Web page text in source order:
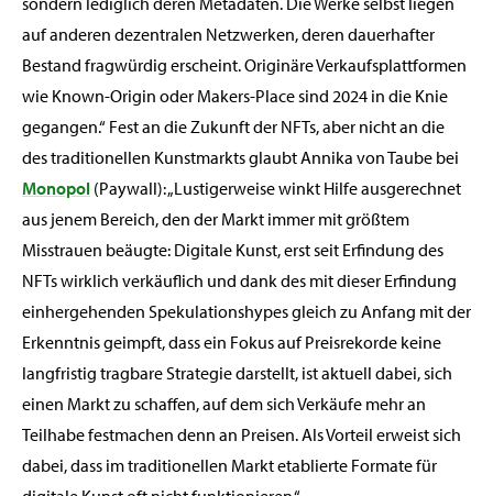
auf anderen dezentralen Netzwerken, deren dauerhafter
Bestand fragwürdig erscheint. Originäre Verkaufsplattformen
wie Known-Origin oder Makers-Place sind 2024 in die Knie
gegangen.“ Fest an die Zukunft der NFTs, aber nicht an die
des traditionellen Kunstmarkts glaubt Annika von Taube bei
Monopol (Paywall): „Lustigerweise winkt Hilfe ausgerechnet
aus jenem Bereich, den der Markt immer mit größtem
Misstrauen beäugte: Digitale Kunst, erst seit Erfindung des
NFTs wirklich verkäuflich und dank des mit dieser Erfindung
einhergehenden Spekulationshypes gleich zu Anfang mit der
Erkenntnis geimpft, dass ein Fokus auf Preisrekorde keine
langfristig tragbare Strategie darstellt, ist aktuell dabei, sich
einen Markt zu schaffen, auf dem sich Verkäufe mehr an
Teilhabe festmachen denn an Preisen. Als Vorteil erweist sich
dabei, dass im traditionellen Markt etablierte Formate für